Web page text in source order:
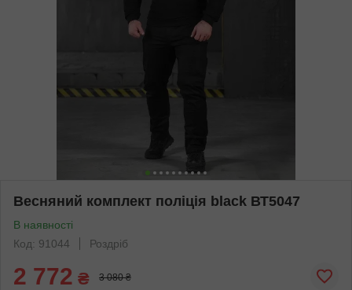
Весняний комплект поліція black ВТ5047
В наявності
Код: 91044
Роздріб
2 772 ₴ 3 080 ₴